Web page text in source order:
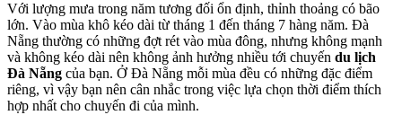
Với lượng mưa trong năm tương đối ổn định, thỉnh thoảng có bão
lớn. Vào mùa khô kéo dài từ tháng 1 đến tháng 7 hàng năm. Đà
Nẵng thường có những đợt rét vào mùa đông, nhưng không mạnh
và không kéo dài nên không ảnh hưởng nhiều tới chuyến du lịch
Đà Nẵng của bạn. Ở Đà Nẵng mỗi mùa đều có những đặc điểm
riêng, vì vậy bạn nên cân nhắc trong việc lựa chọn thời điểm thích
hợp nhất cho chuyến đi của mình.